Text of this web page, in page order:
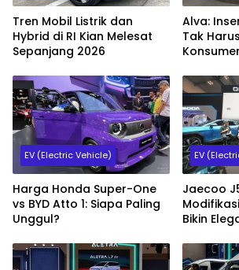
Tren Mobil Listrik dan
Hybrid di RI Kian Melesat
Sepanjang 2026
Alva:
Tak
EV (Electric Vehicle)
Harga Honda Super-One
vs BYD Atto 1: Siapa Paling
Unggul?
EV
Jaecoo
Bikin